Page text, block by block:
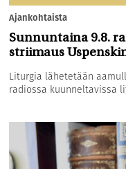
Ajankohtaista
Sunnuntaina 9.8.
striimaus
Liturgia lähetetään
radiossa kuunneltavissa